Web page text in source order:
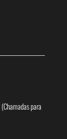
(Chamadas para